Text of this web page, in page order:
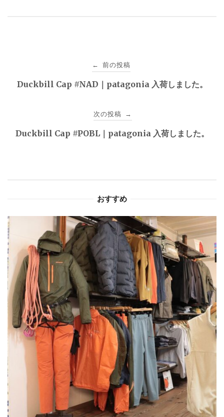
稿
ン
← 前の投稿
Duckbill Cap #NAD｜patagonia 入荷しました。
次の投稿 →
Duckbill Cap #POBL｜patagonia 入荷しました。
おすすめ